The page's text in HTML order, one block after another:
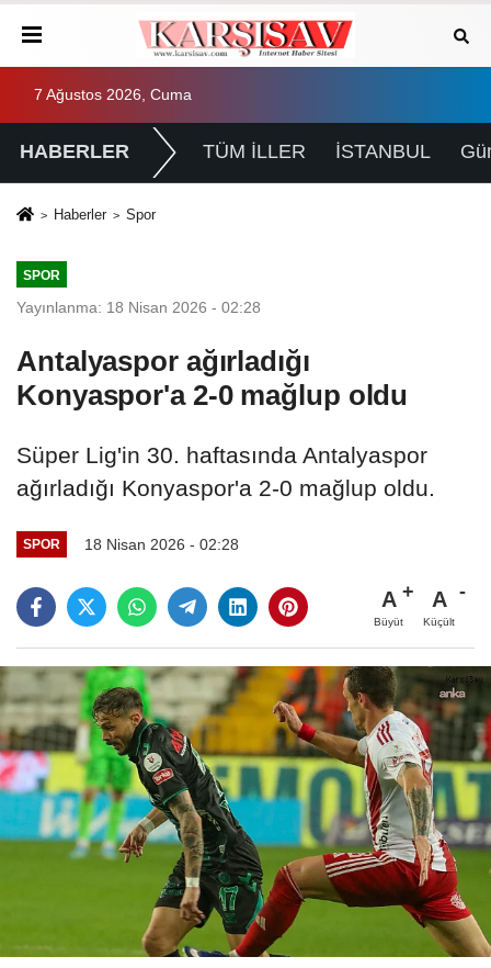
7 Ağustos 2026, Cuma
HABERLER TÜM İLLER İSTANBUL
Haberler Spor
SPOR
Yayınlanma: 18 Nisan 2026 - 02:28
Antalyaspor ağırladığı
Konyaspor'a 2-0 mağlup oldu
Süper Lig'in 30. haftasında Antalyaspor
ağırladığı Konyaspor'a 2-0 mağlup oldu.
SPOR 18 Nisan 2026 - 02:28
A
Büyüt
A
Küçült